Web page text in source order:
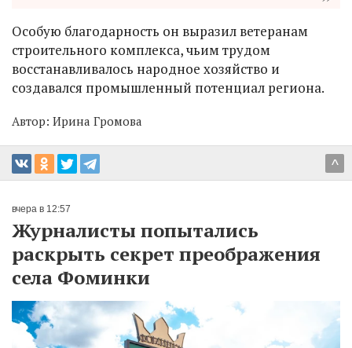
Особую благодарность он выразил ветеранам
строительного комплекса, чьим трудом
восстанавливалось народное хозяйство и
создавался промышленный потенциал региона.
Автор: Ирина Громова
^
вчера в 12:57
Журналисты попытались
раскрыть секрет преображения
села Фоминки